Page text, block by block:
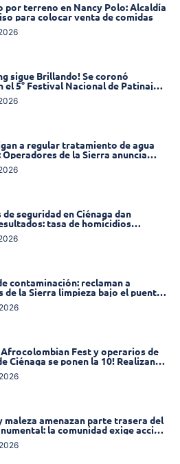
por terreno en Nancy Polo: Alcaldía
para colocar venta de comidas
sigue Brillando! Se coronó
el 5° Festival Nacional de Patinaje
Ruedas»
a regular tratamiento de agua
Operadores de la Sierra anuncia
en varios sectores
seguridad en Ciénaga dan
tasa de homicidios
58% en 2026
contaminación: reclaman a
de la Sierra limpieza bajo el puente
con carrera 11
Afrocolombian Fest y operarios de
Ciénaga se ponen la 10! Realizan
parte posterior del Coliseo
maleza amenazan parte trasera del
la comunidad exige acción